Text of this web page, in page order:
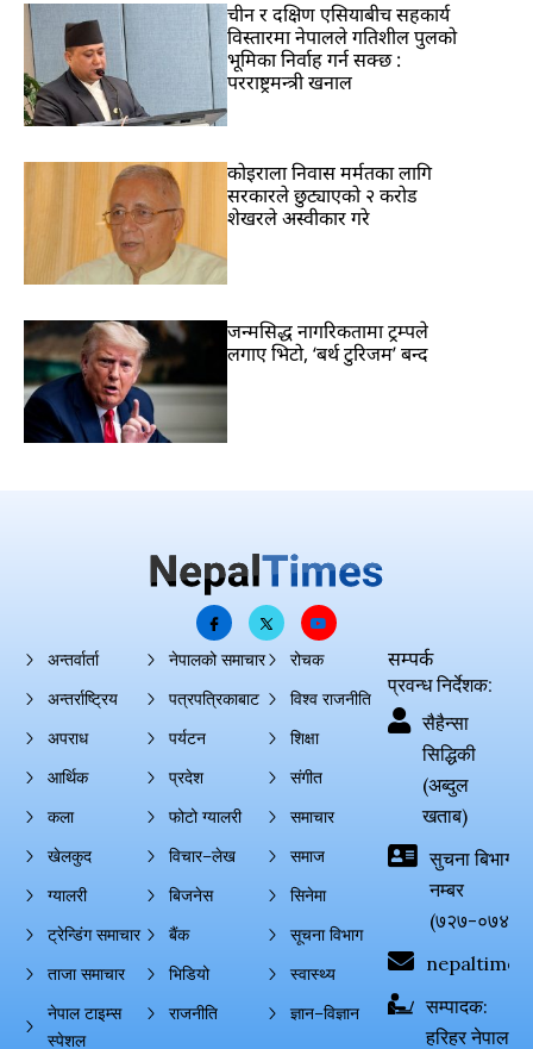
चीन र दक्षिण एसियाबीच सहकार्य
विस्तारमा नेपालले गतिशील पुलको
भूमिका निर्वाह गर्न सक्छ :
परराष्ट्रमन्त्री खनाल
कोइराला निवास मर्मतका लागि
सरकारले छुट्याएको २ करोड
शेखरले अस्वीकार गरे
जन्मसिद्ध नागरिकतामा ट्रम्पले
लगाए भिटो, ‘बर्थ टुरिजम’ बन्द
अन्तर्वार्ता
अन्तर्राष्ट्रिय
अपराध
आर्थिक
कला
खेलकुद
ग्यालरी
ट्रेन्डिंग समाचार
ताजा समाचार
नेपाल टाइम्स
स्पेशल
नेपालको समाचार
पत्रपत्रिकाबाट
पर्यटन
प्रदेश
फोटो ग्यालरी
विचार–लेख
बिजनेस
बैंक
भिडियो
राजनीति
रोचक
विश्व राजनीति
शिक्षा
संगीत
समाचार
समाज
सिनेमा
सूचना विभाग
स्वास्थ्य
ज्ञान–विज्ञान
सम्पर्क
प्रवन्ध निर्देशक:
सैहैन्सा
सिद्धिकी
(अब्दुल
खताब)
सुचना बिभाग
नम्बर
(७२७-०७४-
सम्पादक:
हरिहर नेपाल